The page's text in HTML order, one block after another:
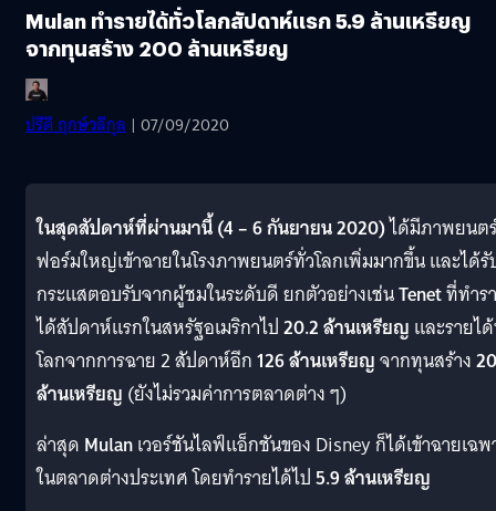
Mulan ทำรายได้ทั่วโลกสัปดาห์แรก 5.9 ล้านเหรียญ
จากทุนสร้าง 200 ล้านเหรียญ
ปรีดี ฤกษ์วลีกุล | 07/09/2020
ในสุดสัปดาห์ที่ผ่านมานี้ (4 – 6 กันยายน 2020)ได้มีภาพยนต
ฟอร์มใหญ่เข้าฉายในโรงภาพยนตร์ทั่วโลกเพิ่มมากขึ้น และได้รั
กระแสตอบรับจากผู้ชมในระดับดี ยกตัวอย่างเช่นTenetที่ทำร
ได้สัปดาห์แรกในสหรัฐอเมริกาไป20.2 ล้านเหรียญ และรายไ
โลกจากการฉาย 2 สัปดาห์อีก126 ล้านเหรียญจากทุนสร้าง
ล้านเหรียญ (ยังไม่รวมค่าการตลาดต่าง ๆ)
ล่าสุด Mulanเวอร์ชันไลฟ์แอ็กชันของ Disney ก็ได้เข้าฉายเฉพ
ในตลาดต่างประเทศ โดยทำรายได้ไป5.9 ล้านเหรียญ